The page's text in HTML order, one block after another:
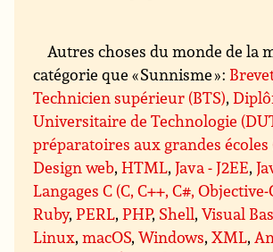
Autres choses du monde de la
catégorie que « Sunnisme » :
Technicien supérieur (BTS),
Universitaire de Technologie
préparatoires aux grandes écoles
Design web,HTML,Java - J2EE,
Langages C (C, C++, C#, Objective-
Ruby,PERL,PHP, Shell,Visual
Linux,macOS,Windows,XML,